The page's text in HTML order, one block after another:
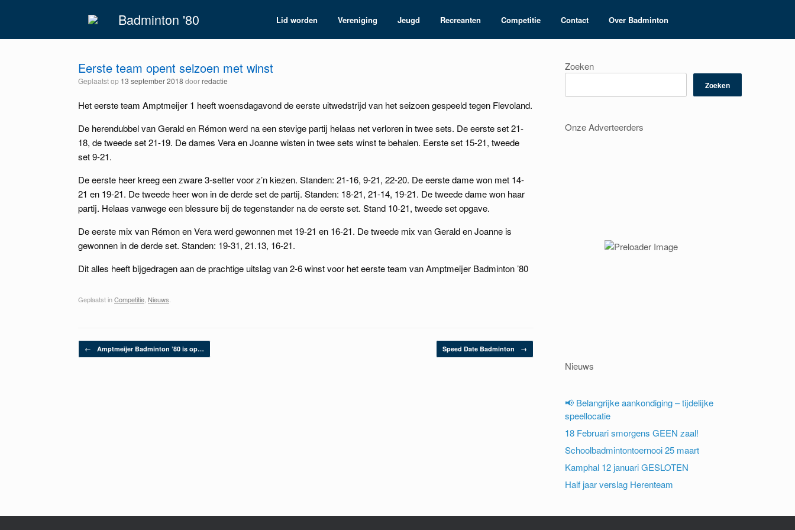
Badminton '80 Lid worden Vereniging Jeugd Recreanten Competitie Contact Over Badminton
Eerste team opent seizoen met winst
Geplaatst op 13 september 2018 doorredactie
Het eerste team Amptmeijer 1 heeft woensdagavond de eerste uitwedstrijd van het seizoen gespeeld tegen Flevoland.
De herendubbel van Gerald en Rémon werd na een stevige partij helaas net verloren in twee sets. De eerste set 21-
18, de tweede set 21-19. De dames Vera en Joanne wisten in twee sets winst te behalen. Eerste set 15-21, tweede
set 9-21.
De eerste heer kreeg een zware 3-setter voor z’n kiezen. Standen: 21-16, 9-21, 22-20. De eerste dame won met 14-
21 en 19-21. De tweede heer won in de derde set de partij. Standen: 18-21, 21-14, 19-21. De tweede dame won haar
partij. Helaas vanwege een blessure bij de tegenstander na de eerste set. Stand 10-21, tweede set opgave.
De eerste mix van Rémon en Vera werd gewonnen met 19-21 en 16-21. De tweede mix van Gerald en Joanne is
gewonnen in de derde set. Standen: 19-31, 21.13, 16-21.
Dit alles heeft bijgedragen aan de prachtige uitslag van 2-6 winst voor het eerste team van Amptmeijer Badminton ’80
Geplaatst inCompetitie Nieuws
Berichtnavigatie
← Amptmeijer Badminton ’80 is op… Speed Date Badminton →
Zoeken
Zoeken
Onze Adverteerders
Nieuws
📢 Belangrijke aankondiging – tijdelijke
speellocatie
18 Februari smorgens GEEN zaal!
Schoolbadmintontoernooi 25 maart
Kamphal 12 januari GESLOTEN
Half jaar verslag Herenteam